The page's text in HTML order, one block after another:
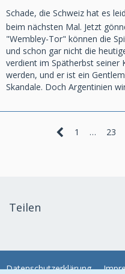
Schade, die Schweiz hat es
beim nächsten Mal. Jetzt
"Wembley-Tor" können die
und schon gar nicht die
verdient im Spätherbst seiner
werden, und er ist ein
Skandale. Doch Argentinien
1 … 23
Teilen
Datenschutzerklärung